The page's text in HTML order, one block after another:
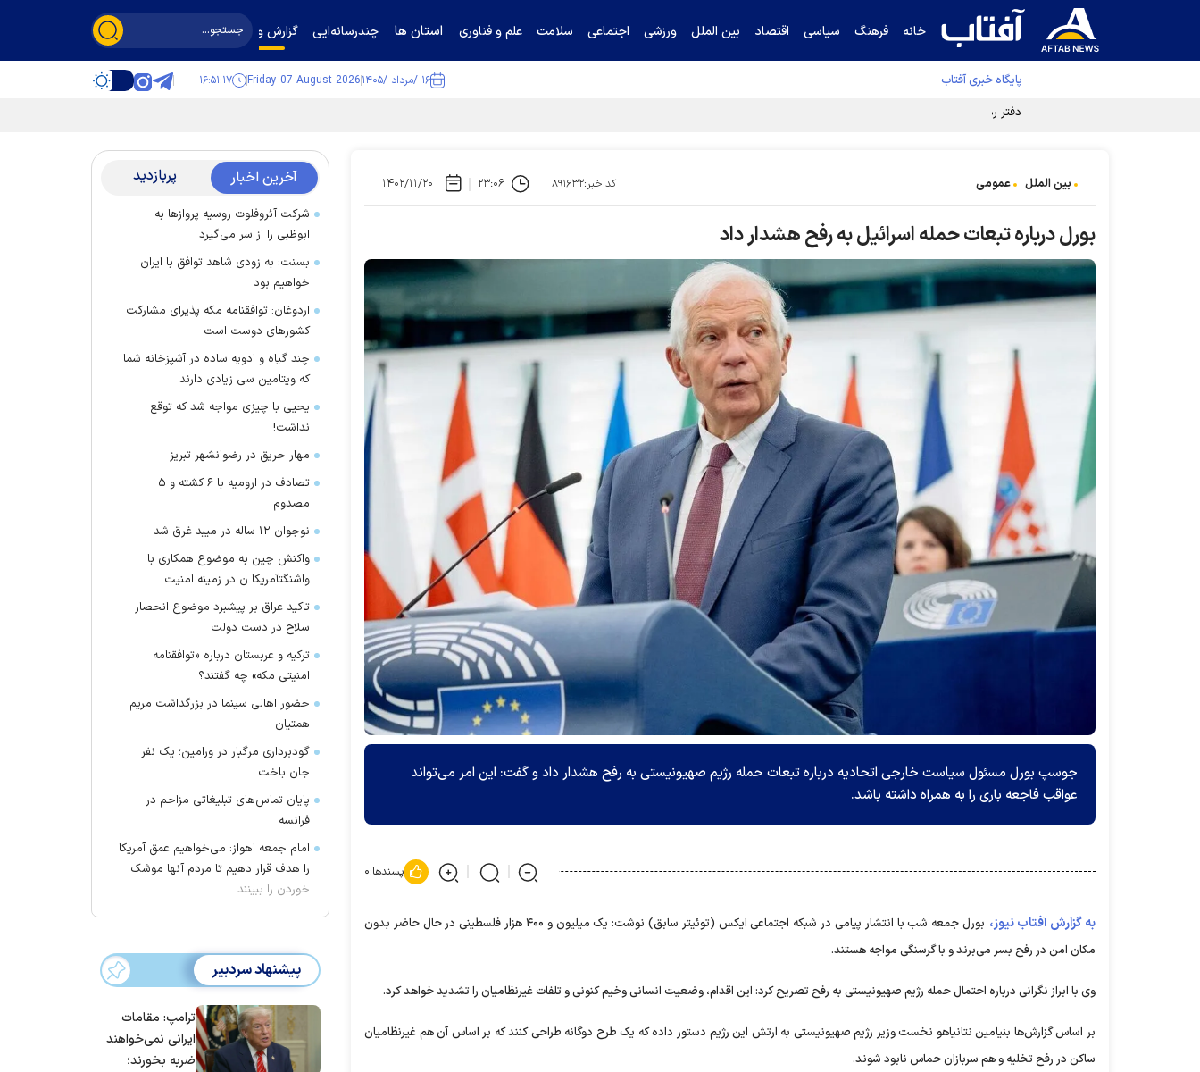
خانه فرهنگ سیاسی اقتصاد بین الملل ورزشی اجتماعی سلامت علم و فناوری استان ها چندرسانه‌ایی گزارش و گفت‌وگو
پایگاه خبری آفتاب ۱۶ /مرداد /۱۴۰۵ Friday 07 August 2026 ۱۶:۵۱:۱۸
دفتر رهبر انقلاب ادعای خرازی درباره پزشکیان را تکذیب کرد
بین الملل عمومی کد خبر:۸۹۱۶۳۲ ۲۳:۰۶ ۱۴۰۲/۱۱/۲۰
بورل درباره تبعات حمله اسرائیل به رفح هشدار داد
جوسپ بورل مسئول سیاست خارجی اتحادیه درباره تبعات حمله رژیم صهیونیستی به رفح هشدار داد و گفت: این امر می‌تواند
عواقب فاجعه باری را به همراه داشته باشد.
پسندها:۰
به گزارش آفتاب نیوز،
بورل جمعه شب با انتشار پیامی در شبکه اجتماعی ایکس (توئیتر سابق) نوشت: یک میلیون و ۴۰۰ هزار فلسطینی در حال حاضر بدون
مکان امن در رفح بسر می‌برند و با گرسنگی مواجه هستند.
وی با ابراز نگرانی درباره احتمال حمله رژیم صهیونیستی به رفح تصریح کرد: این اقدام، وضعیت انسانی وخیم کنونی و تلفات غیرنظامیان را تشدید خواهد کرد.
بر اساس گزارش‌ها بنیامین نتانیاهو نخست وزیر رژیم صهیونیستی به ارتش این رژیم دستور داده که یک طرح دوگانه طراحی کنند که بر اساس آن هم غیرنظامیان
ساکن در رفح تخلیه و هم سربازان حماس نابود شوند.
آخرین اخبار پربازدید
شرکت آئروفلوت روسیه پرواز‌ها به
ابوظبی را از سر می‌گیرد
بسنت: به زودی شاهد توافق با ایران
خواهیم بود
اردوغان: توافقنامه مکه پذیرای مشارکت
کشور‌های دوست است
چند گیاه و ادویه ساده در آشپزخانه شما
که ویتامین سی زیادی دارند
یحیی با چیزی مواجه شد که توقع
نداشت!
مهار حریق در رضوانشهر تبریز
تصادف در ارومیه با ۶ کشته و ۵
مصدوم
نوجوان ۱۲ ساله در میبد غرق شد
واکنش چین به موضوع همکاری با
واشنگتآمریکا ن در زمینه امنیت
تاکید عراق بر پیشبرد موضوع انحصار
سلاح در دست دولت
ترکیه و عربستان درباره «توافقنامه
امنیتی مکه» چه گفتند؟
حضور اهالی سینما در بزرگداشت مریم
همتیان
گودبرداری مرگبار در ورامین؛ یک نفر
جان باخت
پایان تماس‌های تبلیغاتی مزاحم در
فرانسه
امام جمعه اهواز: می‌خواهیم عمق آمریکا
را هدف قرار دهیم تا مردم آنها موشک
خوردن را ببینند
پیشنهاد سردبیر
ترامپ: مقامات
ایرانی نمی‌خواهند
ضربه بخورند؛